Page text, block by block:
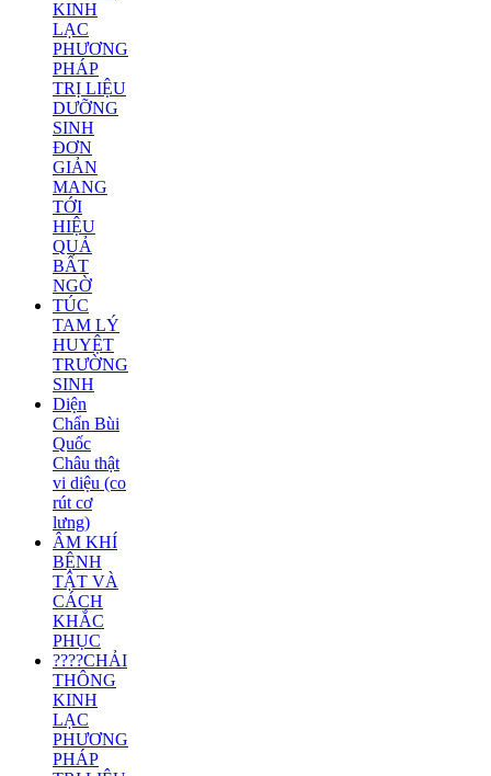
KINH
LẠC
PHƯƠNG
PHÁP
TRỊ LIỆU
DƯỠNG
SINH
ĐƠN
GIẢN
MANG
TỚI
HIỆU
QUẢ
BẤT
NGỜ
TÚC
TAM LÝ
HUYỆT
TRƯỜNG
SINH
Diện
Chẩn Bùi
Quốc
Châu thật
vi diệu (co
rút cơ
lưng)
ÂM KHÍ
BỆNH
TẬT VÀ
CÁCH
KHẮC
PHỤC
????CHẢI
THÔNG
KINH
LẠC
PHƯƠNG
PHÁP